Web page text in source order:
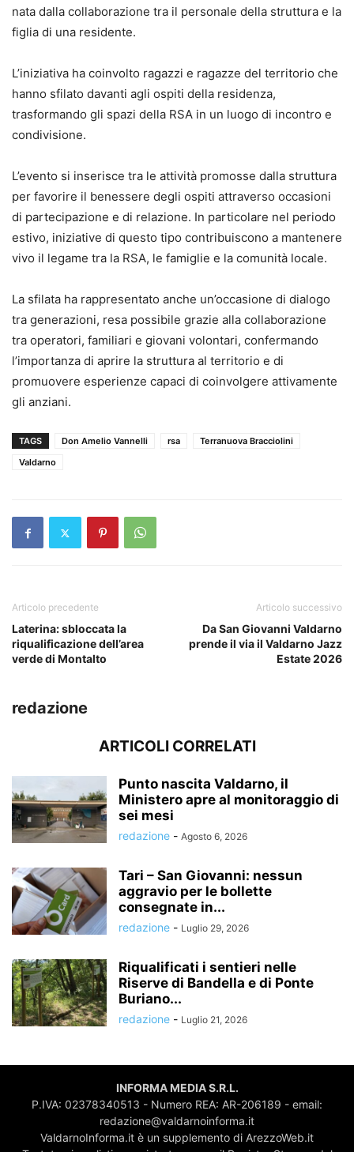
nata dalla collaborazione tra il personale della struttura e la
figlia di una residente.
L’iniziativa ha coinvolto ragazzi e ragazze del territorio che
hanno sfilato davanti agli ospiti della residenza,
trasformando gli spazi della RSA in un luogo di incontro e
condivisione.
L’evento si inserisce tra le attività promosse dalla struttura
per favorire il benessere degli ospiti attraverso occasioni
di partecipazione e di relazione. In particolare nel periodo
estivo, iniziative di questo tipo contribuiscono a mantenere
vivo il legame tra la RSA, le famiglie e la comunità locale.
La sfilata ha rappresentato anche un’occasione di dialogo
tra generazioni, resa possibile grazie alla collaborazione
tra operatori, familiari e giovani volontari, confermando
l’importanza di aprire la struttura al territorio e di
promuovere esperienze capaci di coinvolgere attivamente
gli anziani.
TAGS Don Amelio Vannelli rsa
Terranuova Bracciolini
Valdarno
Articolo precedente
Laterina: sbloccata la
riqualificazione dell’area
verde di Montalto
Articolo successivo
Da San Giovanni Valdarno
prende il via il Valdarno Jazz
Estate 2026
redazione
ARTICOLI CORRELATI
Punto nascita Valdarno, il
Ministero apre al monitoraggio di
sei mesi
redazione - Agosto 6, 2026
Tari – San Giovanni: nessun
aggravio per le bollette
consegnate in...
redazione - Luglio 29, 2026
Riqualificati i sentieri nelle
Riserve di Bandella e di Ponte
Buriano...
redazione - Luglio 21, 2026
INFORMA MEDIA S.R.L.
P.IVA: 02378340513 - Numero REA: AR-206189 - email:
redazione@valdarnoinforma.it
ValdarnoInforma.it è un supplemento di ArezzoWeb.it